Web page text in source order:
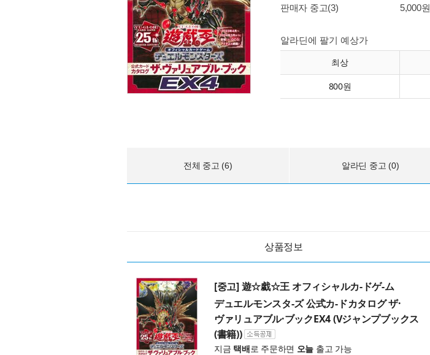
판매자 중고(3)
5,000원
알라딘에 팔기 예상가
최상
800원
전체 중고 (6) 알라딘 중고 (0)
상품정보
[중고] 遊☆戱☆王 オフィシャルカ-ドゲ-ム
デュエルモンスタ-ズ 公式カ-ドカタログ ザ·
ヴァリュアブル·ブックEX4 (Vジャンプブックス
(書籍))
지금 택배로 주문하면 오늘 출고 가능